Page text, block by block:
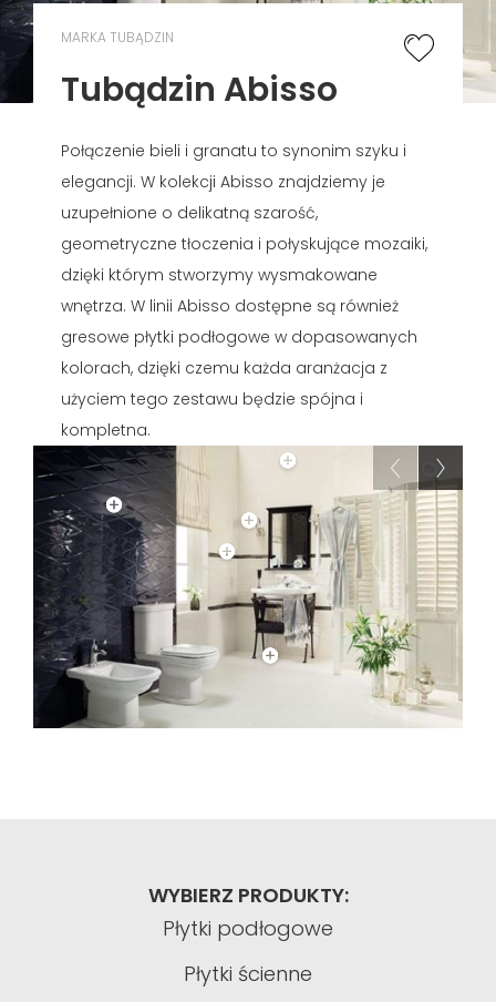
MARKA TUBĄDZIN
Tubądzin Abisso
Połączenie bieli i granatu to synonim szyku i
elegancji. W kolekcji Abisso znajdziemy je
uzupełnione o delikatną szarość,
geometryczne tłoczenia i połyskujące mozaiki,
dzięki którym stworzymy wysmakowane
wnętrza. W linii Abisso dostępne są również
gresowe płytki podłogowe w dopasowanych
kolorach, dzięki czemu każda aranżacja z
użyciem tego zestawu będzie spójna i
kompletna.
WYBIERZ PRODUKTY:
Płytki podłogowe
Płytki ścienne